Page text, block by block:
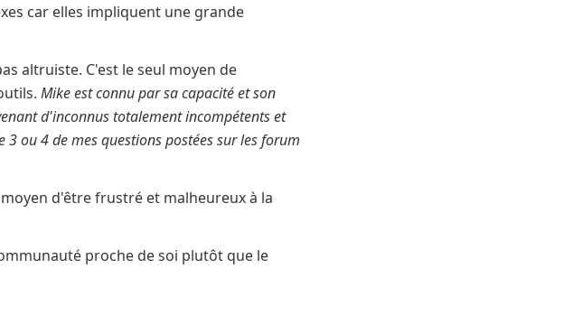
car elles impliquent une grande
altruiste. C'est le seul moyen de
Mike est connu par sa capacité et son
d'inconnus totalement incompétents et
ou 4 de mes questions postées sur les forum
d'être frustré et malheureux à la
proche de soi plutôt que le